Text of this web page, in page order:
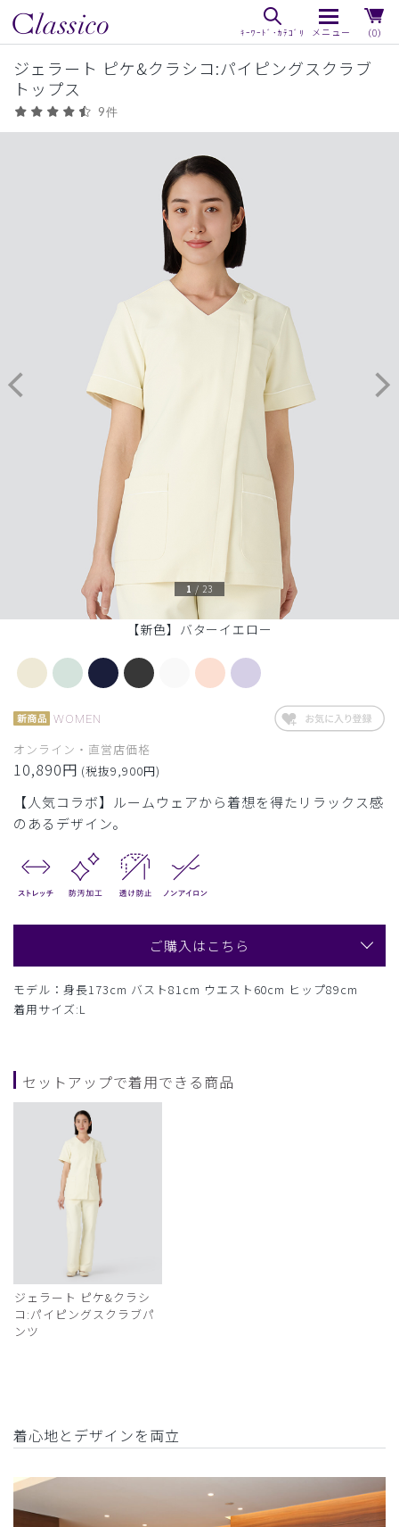
（0）
ジェラート ピケ&クラシコ:パイピングスクラブ
トップス
9件
【新色】バターイエロー
1 / 23
WOMEN
オンライン・直営店価格
10,890円 (税抜9,900円)
【人気コラボ】ルームウェアから着想を得たリラックス感
のあるデザイン。
ご購入はこちら
モデル：身長173cm バスト81cm ウエスト60cm ヒップ89cm
着用サイズ:L
セットアップで着用できる商品
ジェラート ピケ&クラシ
コ:パイピングスクラブパ
ンツ
着心地とデザインを両立